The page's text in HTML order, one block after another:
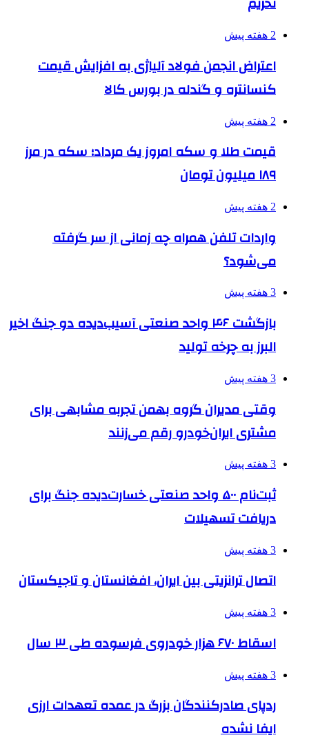
2 هفته پیش
اعتراض انجمن فولاد آلیاژی به افزایش قیمت
کنسانتره و گندله در بورس کالا
2 هفته پیش
قیمت طلا و سکه امروز یک مرداد؛ سکه در مرز
۱۸۹ میلیون تومان
2 هفته پیش
واردات تلفن همراه چه زمانی از سر گرفته
می‌شود؟
3 هفته پیش
بازگشت ۴۶ واحد صنعتی آسیب‌دیده دو جنگ اخیر
البرز به چرخه تولید
3 هفته پیش
وقتی مدیران گروه بهمن تجربه مشابهی برای
مشتری ایران‌خودرو رقم می‌زنند
3 هفته پیش
ثبت‌نام ۵۰۰ واحد صنعتی خسارت‌دیده جنگ برای
دریافت تسهیلات
3 هفته پیش
اتصال ترانزیتی بین ایران، افغانستان و تاجیکستان
3 هفته پیش
اسقاط ۶۷۰ هزار خودروی فرسوده طی ۳ سال
3 هفته پیش
ردپای صادرکنندگان بزرگ در عمده تعهدات ارزی
ایفا نشده